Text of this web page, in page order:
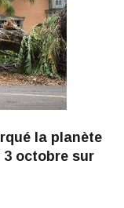
la planète
3 octobre sur